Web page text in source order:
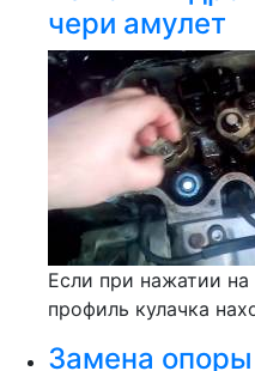
чери амулет
Если при нажатии
профиль кулачка
Замена опоры